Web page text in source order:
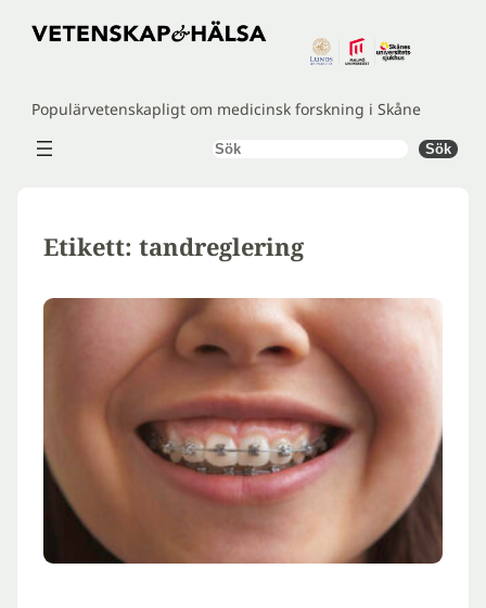
Hoppa
Populärvetenskapligt om medicinsk forskning i Skåne
Sök Sök
Etikett: tandreglering